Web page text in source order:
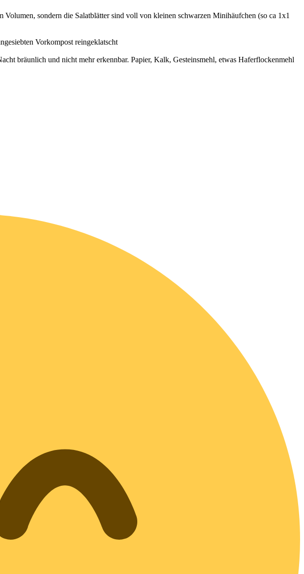
sondern die Salatblätter sind voll von kleinen schwarzen Minihäufchen (so ca 1x1
Vorkompost reingeklatscht
bräunlich und nicht mehr erkennbar. Papier, Kalk, Gesteinsmehl, etwas Haferflockenmehl